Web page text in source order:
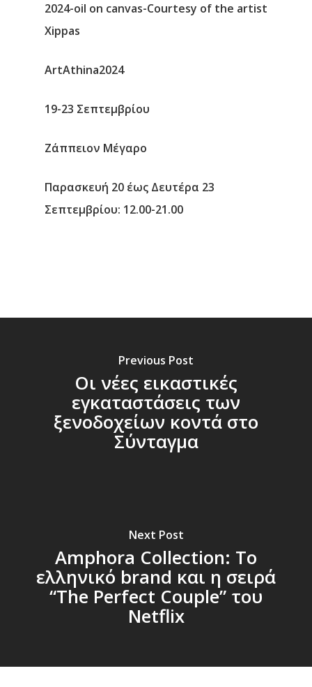
2024-oil on canvas-Courtesy of the artist
Xippas
ArtAthina2024
19-23 Σεπτεμβρίου
Ζάππειον Μέγαρο
Παρασκευή 20 έως Δευτέρα 23
Σεπτεμβρίου: 12.00-21.00
Previous Post
Οι νέες εικαστικές
εγκαταστάσεις των
ξενοδοχείων κοντά στο
Σύνταγμα
Next Post
Amphora Collection: Το
ελληνικό brand και η σειρά
“The Perfect Couple” του
Netflix